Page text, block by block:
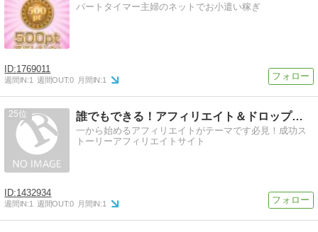
パートタイマー主婦のネットでお小遣い稼ぎ
1769011
週間IN:1 週間OUT:0 月間IN:1
25 誰でもできる！アフィリエイト＆ドロップシッピング
一から始めるアフィリエイトがテーマです必見！成功ス
トーリーアフィリエイトサイト
1432934
週間IN:1 週間OUT:0 月間IN:1